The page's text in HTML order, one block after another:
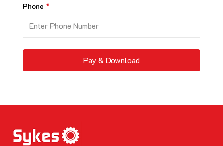
Phone
Pay & Download